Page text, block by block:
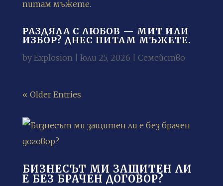
РАЗДЯЛА С ЛЮБОВ — МИТ ИЛИ
ИЗБОР? ДНЕС ПИТАМ МЪЖЕТЕ.
by Explosion юли 25, 2026 Семейство
« Older Entries
БИЗНЕСЪТ МИ ЗАЩИТЕН ЛИ
Е БЕЗ БРАЧЕН ДОГОВОР?